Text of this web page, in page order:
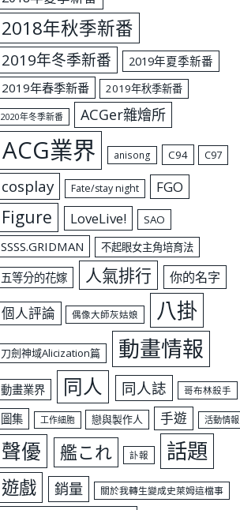
2018年秋季新番
2019年冬季新番
2019年夏季新番
2019年春季新番
2019年秋季新番
2020年冬季新番 ACGer雜燴所
ACG業界 anisong C94 C97
cosplay Fate/stay night FGO
Figure LoveLive! SAO
SSSS.GRIDMAN 不起眼女主角培育法
五等分的花嫁 人氣排行 你的名字
個人評論 偶像大師灰姑娘 八掛
刀劍神域Alicization篇 動畫情報
動畫業界 同人 同人誌 哥布林殺手
圖集 工作細胞 戀與製作人 手遊 活動情報
聲優 艦これ 訃報 話題
遊戲 銷量 關於我轉生變成史萊姆這檔事